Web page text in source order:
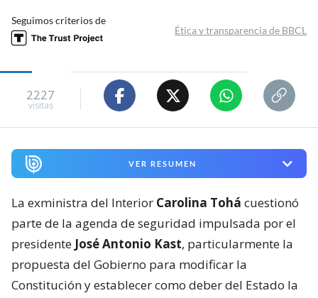
Seguimos criterios de
Ética y transparencia de BBCL
2227
visitas
VER RESUMEN
La exministra del Interior Carolina Tohá cuestionó
parte de la agenda de seguridad impulsada por el
presidente José Antonio Kast, particularmente la
propuesta del Gobierno para modificar la
Constitución y establecer como deber del Estado la